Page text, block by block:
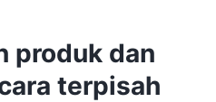
Diskusi dengan kami
produk dan
terpisah